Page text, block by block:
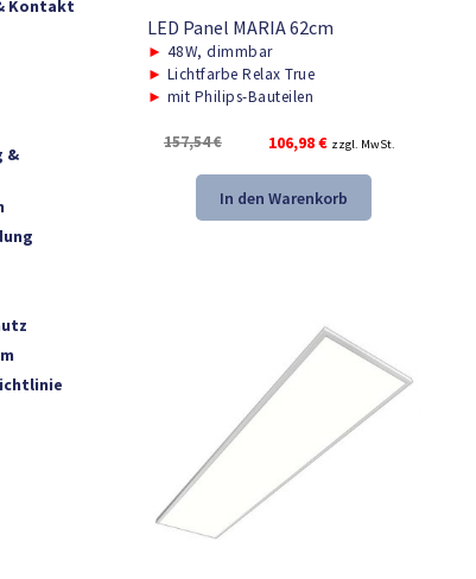
LED Panel MARIA 62cm
► 48W, dimmbar
► Lichtfarbe Relax True
► mit Philips-Bauteilen
157,54€
Ursprünglicher
war:
157,54 €
106,98€Aktueller
ist:
106,98 €.
zzgl. MwSt.
In den Warenkorb
Kontakt
&